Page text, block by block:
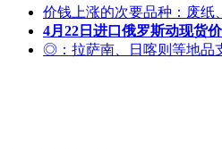
价钱上涨的次要品种：废
4月22日进口俄罗斯动现货
◎：拉萨南、日喀则等地品